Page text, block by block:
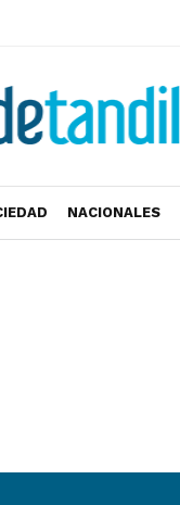
NACIONALES